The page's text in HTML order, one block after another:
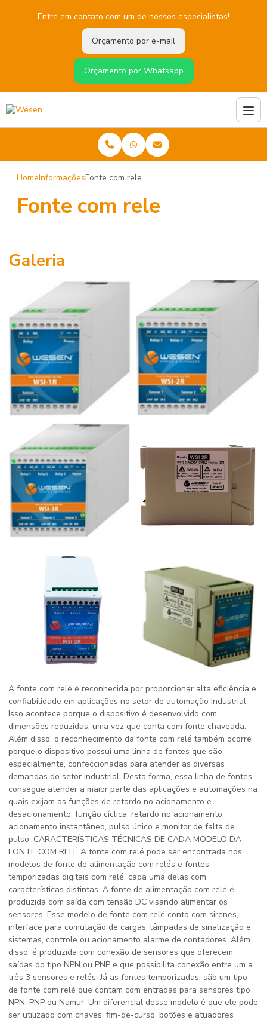
Entre em contato com um de nossos especialistas!
Orçamento por e-mail
Orçamento por Whatsapp
HomeInformaçõesFonte com rele
Fonte com rele
Galeria
A fonte com relé é reconhecida por proporcionar alta eficiência e
confiabilidade em aplicações no setor de automação industrial.
Isso acontece porque o dispositivo é desenvolvido com
dimensões reduzidas, uma vez que conta com fonte chaveada.
Além disso, o reconhecimento da fonte com relé também ocorre
porque o dispositivo possui uma linha de fontes que são,
especialmente, confeccionadas para atender as diversas
demandas do setor industrial. Desta forma, essa linha de fontes
consegue atender a maior parte das aplicações e automações na
quais exijam as funções de retardo no acionamento e
desacionamento, função cíclica, retardo no acionamento,
acionamento instantâneo, pulso único e monitor de falta de
pulso. CARACTERÍSTICAS TÉCNICAS DE CADA MODELO DA
FONTE COM RELÉ A fonte com relé pode ser encontrada nos
modelos de fonte de alimentação com relés e fontes
temporizadas digitais com relé, cada uma delas com
características distintas. A fonte de alimentação com relé é
produzida com saída com tensão DC visando alimentar os
sensores. Esse modelo de fonte com relé conta com sirenes,
interface para comutação de cargas, lâmpadas de sinalização e
sistemas, controle ou acionamento alarme de contadores. Além
disso, é produzida com conexão de sensores que oferecem
saídas do tipo NPN ou PNP e que possibilita conexão entre um a
três 3 sensores e relés. Já as fontes temporizadas, são um tipo
de fonte com relé que contam com entradas para sensores tipo
NPN, PNP ou Namur. Um diferencial desse modelo é que ele pode
ser utilizado com chaves, fim-de-curso, botões e atuadores